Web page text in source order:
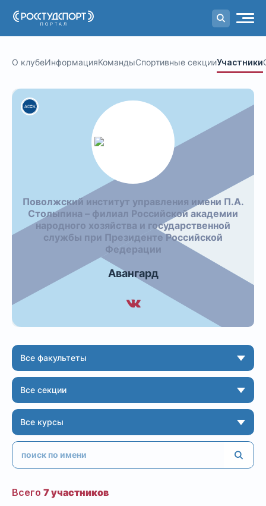
Порталстуденческого спорта
О клубеИнформацияКомандыСпортивные секцииУчастники
Поволжский институт управления имени П.А.
Столыпина – филиал Российской академии
народного хозяйства и государственной
службы при Президенте Российской
Федерации
Авангард
Все факультеты
Все секции
Все курсы
Всего 7 участников